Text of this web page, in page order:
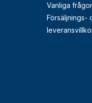
Vanliga frågor
Försäljnings-